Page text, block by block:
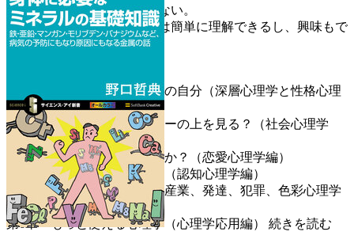
ってしまう。それではいけない。
本格的な内容も表現次第では簡単に理解できるし、興味もで
てくるはずである。
第1章 自分の知らない本当の自分（深層心理学と性格心理
学編）
第2章 人はなぜエレベーターの上を見る？（社会心理学
編）
第3章 なぜバーは薄暗いのか？（恋愛心理学編）
第4章 知覚と記憶の不思議（認知心理学編）
第5章 いろいろな心理学（産業、発達、犯罪、色彩心理学
など）
第6章 もっと使える心理学（心理学応用編） 続きを読む